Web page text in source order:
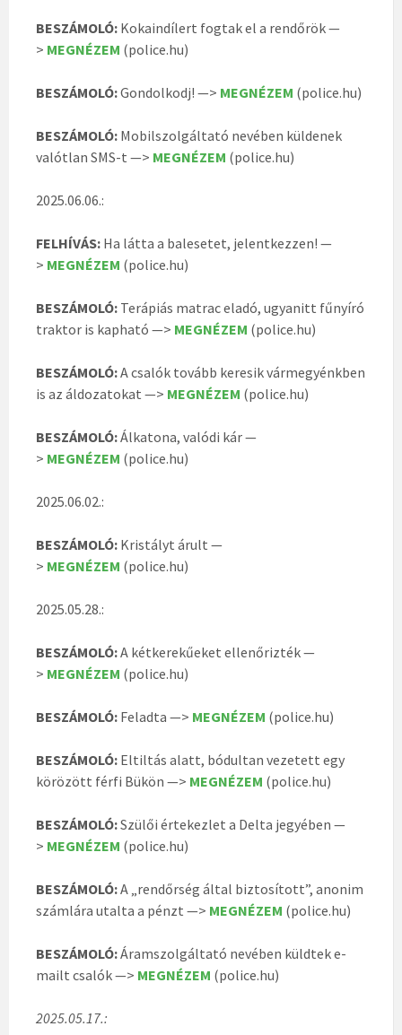
BESZÁMOLÓ: Kokaindílert fogtak el a rendőrök —
> MEGNÉZEM (police.hu)
BESZÁMOLÓ:Gondolkodj! —> MEGNÉZEM (police.hu)
BESZÁMOLÓ: Mobilszolgáltató nevében küldenek
valótlan SMS-t —> MEGNÉZEM (police.hu)
2025.06.06.:
FELHÍVÁS: Ha látta a balesetet, jelentkezzen! —
> MEGNÉZEM (police.hu)
BESZÁMOLÓ: Terápiás matrac eladó, ugyanitt fűnyíró
traktor is kapható —> MEGNÉZEM (police.hu)
BESZÁMOLÓ:A csalók tovább keresik vármegyénkben
is az áldozatokat —> MEGNÉZEM (police.hu)
BESZÁMOLÓ:Álkatona, valódi kár —
> MEGNÉZEM (police.hu)
2025.06.02.:
BESZÁMOLÓ: Kristályt árult —
> MEGNÉZEM (police.hu)
2025.05.28.:
BESZÁMOLÓ:A kétkerekűeket ellenőrizték —
> MEGNÉZEM (police.hu)
BESZÁMOLÓ: Feladta —> MEGNÉZEM (police.hu)
BESZÁMOLÓ: Eltiltás alatt, bódultan vezetett egy
körözött férfi Bükön —> MEGNÉZEM (police.hu)
BESZÁMOLÓ:Szülői értekezlet a Delta jegyében —
> MEGNÉZEM (police.hu)
BESZÁMOLÓ:A „rendőrség által biztosított”, anonim
számlára utalta a pénzt —> MEGNÉZEM (police.hu)
BESZÁMOLÓ:Áramszolgáltató nevében küldtek e-
mailt csalók —> MEGNÉZEM (police.hu)
2025.05.17.: